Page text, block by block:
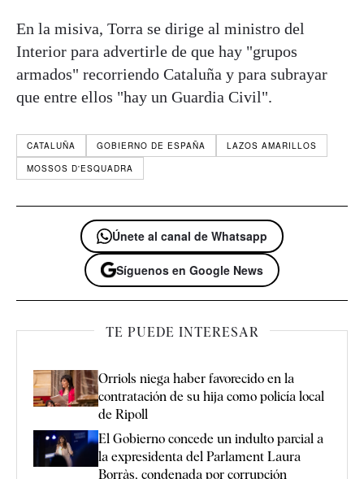
En la misiva, Torra se dirige al ministro del
Interior para advertirle de que hay "grupos
armados" recorriendo Cataluña y para subrayar
que entre ellos "hay un Guardia Civil".
CATALUÑA GOBIERNO DE ESPAÑA
LAZOS AMARILLOS
MOSSOS D'ESQUADRA
Únete al canal de Whatsapp
Síguenos en Google News
TE PUEDE INTERESAR
Orriols niega haber favorecido en la
contratación de su hija como policía local
de Ripoll
El Gobierno concede un indulto parcial a
la expresidenta del Parlament Laura
Borràs, condenada por corrupción